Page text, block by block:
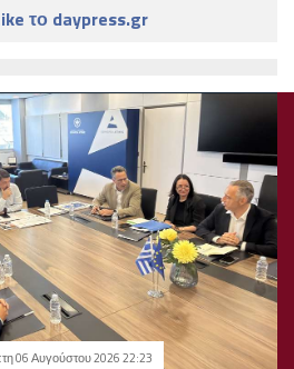
το daypress.gr
06 Αυγούστου 2026 22:23